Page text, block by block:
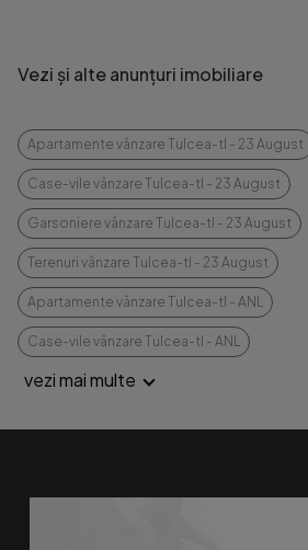
Vezi și alte anunțuri imobiliare
Apartamente vânzare Tulcea-tl - 23 August
Case-vile vânzare Tulcea-tl - 23 August
Garsoniere vânzare Tulcea-tl - 23 August
Terenuri vânzare Tulcea-tl - 23 August
Apartamente vânzare Tulcea-tl - ANL
Case-vile vânzare Tulcea-tl - ANL
vezi mai multe